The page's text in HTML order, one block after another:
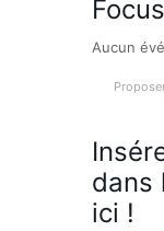
Aucun
dans
ici !